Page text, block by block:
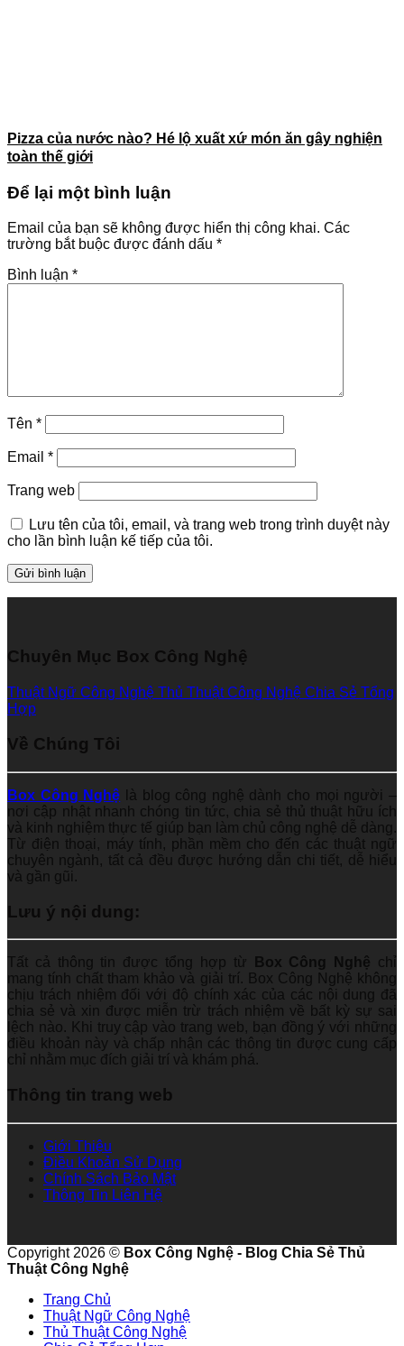
Pizza của nước nào? Hé lộ xuất xứ món ăn gây nghiện
toàn thế giới
Để lại một bình luận
Email của bạn sẽ không được hiển thị công khai. Các
trường bắt buộc được đánh dấu *
Bình luận *
Tên *
Email *
Trang web
Lưu tên của tôi, email, và trang web trong trình duyệt này
cho lần bình luận kế tiếp của tôi.
Chuyên Mục Box Công Nghệ
Thuật Ngữ Công Nghệ Thủ Thuật Công Nghệ Chia Sẻ Tổng
Hợp
Về Chúng Tôi
Box Công Nghệ là blog công nghệ dành cho mọi người –
nơi cập nhật nhanh chóng tin tức, chia sẻ thủ thuật hữu ích
và kinh nghiệm thực tế giúp bạn làm chủ công nghệ dễ dàng.
Từ điện thoại, máy tính, phần mềm cho đến các thuật ngữ
chuyên ngành, tất cả đều được hướng dẫn chi tiết, dễ hiểu
và gần gũi.
Lưu ý nội dung:
Tất cả thông tin được tổng hợp từ Box Công Nghệ chỉ
mang tính chất tham khảo và giải trí. Box Công Nghệ không
chịu trách nhiệm đối với độ chính xác của các nội dung đã
chia sẻ và xin được miễn trừ trách nhiệm về bất kỳ sự sai
lệch nào. Khi truy cập vào trang web, bạn đồng ý với những
điều khoản này và chấp nhận các thông tin được cung cấp
chỉ nhằm mục đích giải trí và khám phá.
Thông tin trang web
Giới Thiệu
Điều Khoản Sử Dụng
Chính Sách Bảo Mật
Thông Tin Liên Hệ
Copyright 2026 © Box Công Nghệ - Blog Chia Sẻ Thủ
Thuật Công Nghệ
Trang Chủ
Thuật Ngữ Công Nghệ
Thủ Thuật Công Nghệ